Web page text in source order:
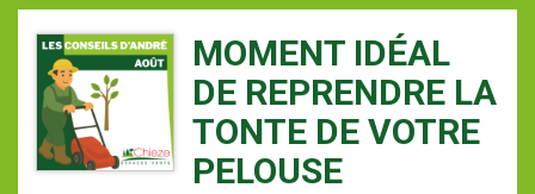
MOMENT IDÉAL
DE REPRENDRE LA
TONTE DE VOTRE
PELOUSE